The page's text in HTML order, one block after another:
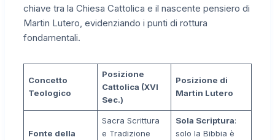
chiave tra la Chiesa Cattolica e il nascente pensiero di
Martin Lutero, evidenziando i punti di rottura
fondamentali.
Concetto
Teologico
Posizione
Cattolica (XVI
Sec.)
Posizione di
Martin Lutero
Fonte della
Sacra Scrittura
e Tradizione
Sola Scriptura:
solo la Bibbia è